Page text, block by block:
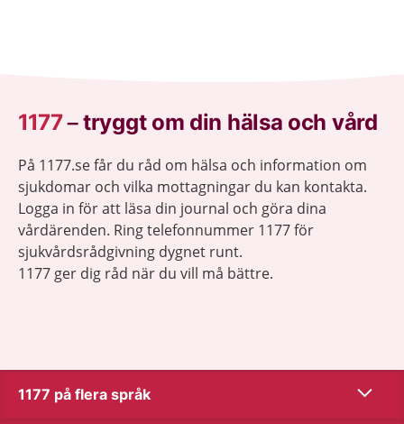
1177–tryggt om din hälsa och vård
På 1177.se får du råd om hälsa och information om
sjukdomar och vilka mottagningar du kan kontakta.
Logga in för att läsa din journal och göra dina
vårdärenden. Ring telefonnummer 1177 för
sjukvårdsrådgivning dygnet runt.
1177 ger dig råd när du vill må bättre.
1177 på flera språk Visa